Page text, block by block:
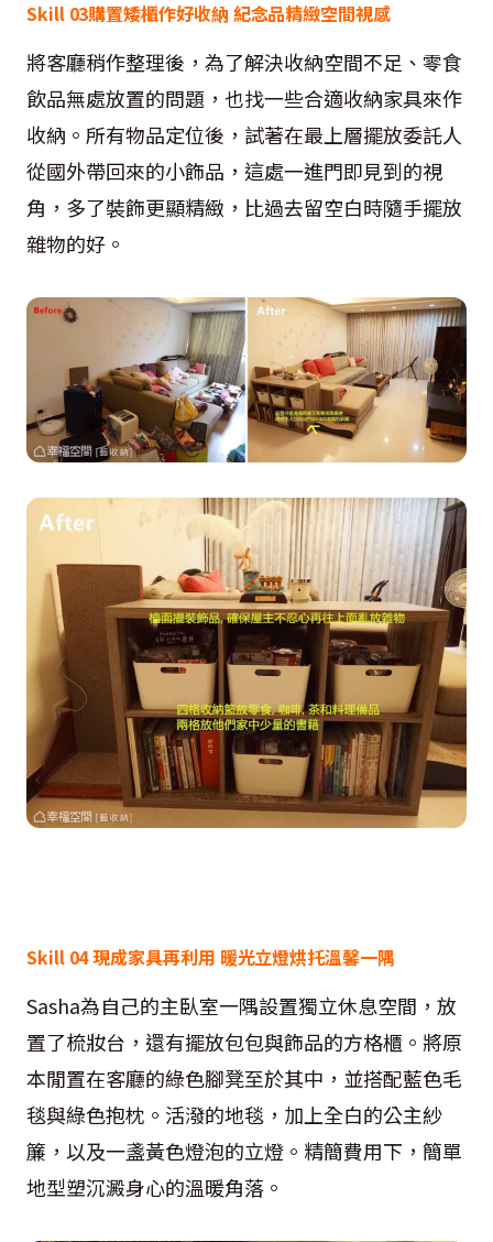
Skill 03購置矮櫃作好收納 紀念品精緻空間視感
將客廳稍作整理後，為了解決收納空間不足、零食
飲品無處放置的問題，也找一些合適收納家具來作
收納。所有物品定位後，試著在最上層擺放委託人
從國外帶回來的小飾品，這處一進門即見到的視
角，多了裝飾更顯精緻，比過去留空白時隨手擺放
雜物的好。
Skill 04 現成家具再利用 暖光立燈烘托溫馨一隅
Sasha為自己的主臥室一隅設置獨立休息空間，放
置了梳妝台，還有擺放包包與飾品的方格櫃。將原
本閒置在客廳的綠色腳凳至於其中，並搭配藍色毛
毯與綠色抱枕。活潑的地毯，加上全白的公主紗
簾，以及一盞黃色燈泡的立燈。精簡費用下，簡單
地型塑沉澱身心的溫暖角落。